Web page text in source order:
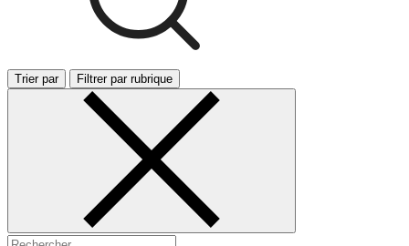
Trier par Filtrer par rubrique